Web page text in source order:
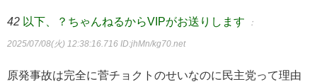
42 以下、？ちゃんねるからVIPがお送りします ：
2025/07/08(火) 12:38:16.716 ID:jhMn/kg70.net
原発事故は完全に菅チョクトのせいなのに民主党って理由